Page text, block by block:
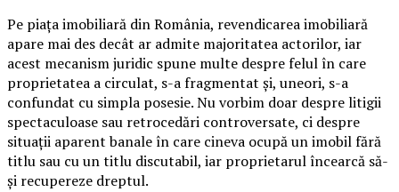
Pe piața imobiliară din România, revendicarea imobiliară
apare mai des decât ar admite majoritatea actorilor, iar
acest mecanism juridic spune multe despre felul în care
proprietatea a circulat, s-a fragmentat și, uneori, s-a
confundat cu simpla posesie. Nu vorbim doar despre litigii
spectaculoase sau retrocedări controversate, ci despre
situații aparent banale în care cineva ocupă un imobil fără
titlu sau cu un titlu discutabil, iar proprietarul încearcă să-
și recupereze dreptul.